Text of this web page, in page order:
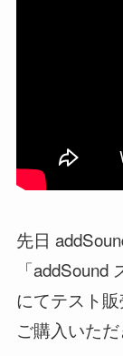
先日
「
にてテスト
ご購入いただ